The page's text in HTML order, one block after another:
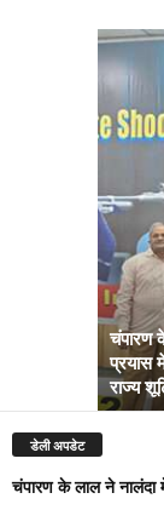
चंपारण
प्रयास
राज्य
डेली अपडेट
चंपारण के लाल ने नालंदा